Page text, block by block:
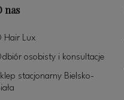
nas
Hair Lux
osobisty i konsultacje
stacjonarny Bielsko-